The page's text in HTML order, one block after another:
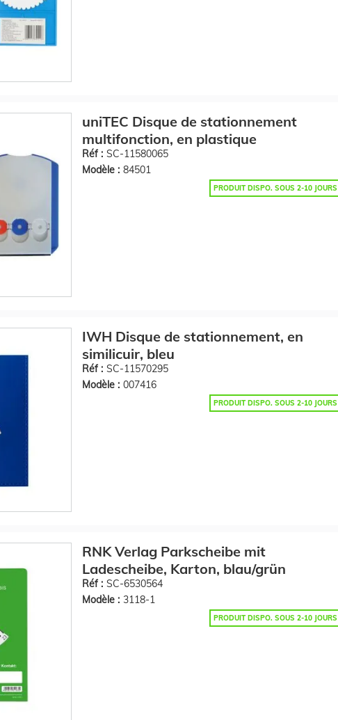
uniTEC Disque de stationnement
multifonction, en plastique
Réf : SC-11580065
Modèle : 84501
PRODUIT DISPO. SOUS 2-10 JOURS
IWH Disque de stationnement, en
similicuir, bleu
Réf : SC-11570295
Modèle : 007416
PRODUIT DISPO. SOUS 2-10 JOURS
RNK Verlag Parkscheibe mit
Ladescheibe, Karton, blau/grün
Réf : SC-6530564
Modèle : 3118-1
PRODUIT DISPO. SOUS 2-10 JOURS